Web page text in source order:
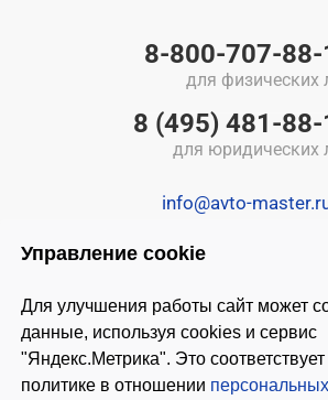
Управление cookie
Для улучшения работы сайт может
данные, используя cookies и сервис
"Яндекс.Метрика". Это соответствует
политике в отношении
8-800-707-88-
для физических
8 (495) 481-
для юридических
info@avto-